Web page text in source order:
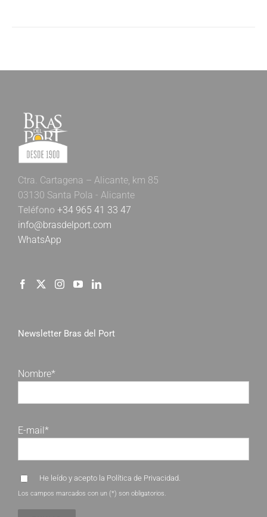
Ctra. Cartagena – Alicante, km 85
03130 Santa Pola - Alicante
Teléfono +34 965 41 33 47
info@brasdelport.com
WhatsApp
Newsletter Bras del Port
Nombre*
E-mail*
He leído y acepto la Política de Privacidad.
Los campos marcados con un (*) son obligatorios.